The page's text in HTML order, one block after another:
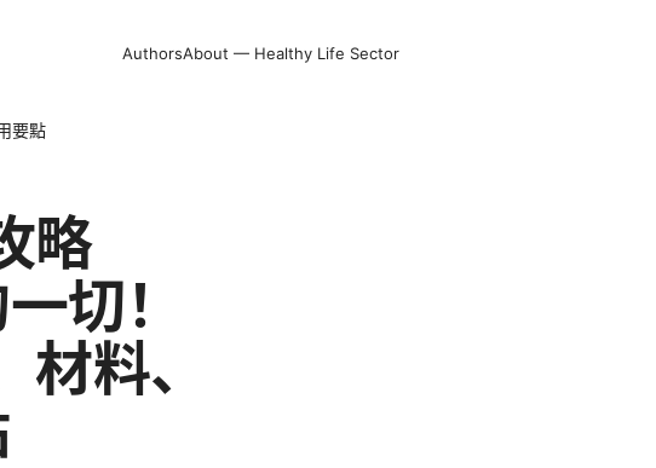
AuthorsAbout — Healthy Life Sector
要點
略
切！
料、